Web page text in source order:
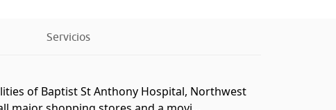
Servicios
of Baptist St Anthony Hospital, Northwest